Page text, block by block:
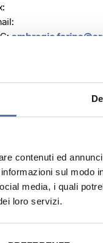
contenuti ed
sul
media, i quali
loro servizi.